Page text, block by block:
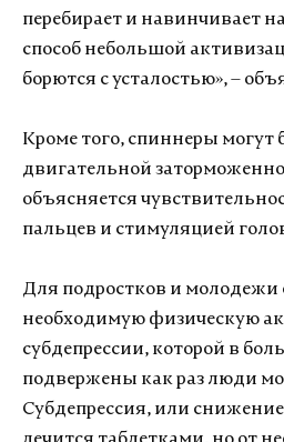
перебирает и навинчивает
способ небольшой
борются с усталостью», –
Кроме того, спиннеры могут
двигательной
объясняется
пальцев и стимуляцией
Для подростков и
необходимую физическую
субдепрессии, которой в
подвержены как раз люди
Субдепрессия, или